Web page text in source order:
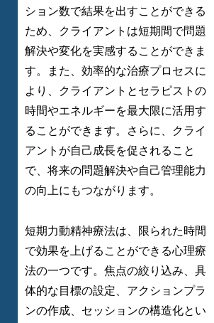
ション数で結果を出すことができる
ため、クライアントは短期間で問題
解決や変化を実感することができま
す。また、効率的な治療プロセスに
より、クライアントとセラピストの
時間やエネルギーを最大限に活用す
ることができます。さらに、クライ
アントが自己成長を促されること
で、将来の問題解決や自己管理能力
の向上にもつながります。
短期力動精神療法は、限られた時間
で効果を上げることができる心理療
法の一つです。焦点の絞り込み、具
体的な目標の設定、アクションプラ
ンの作成、セッションの構造化とい